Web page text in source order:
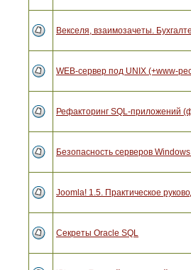
Векселя, взаимозачеты.
WEB-сервер под UNIX (+www-
Рефакторинг SQL-приложений
Безопасность серверов
Joomla! 1.5. Практическое
Секреты Oracle SQL